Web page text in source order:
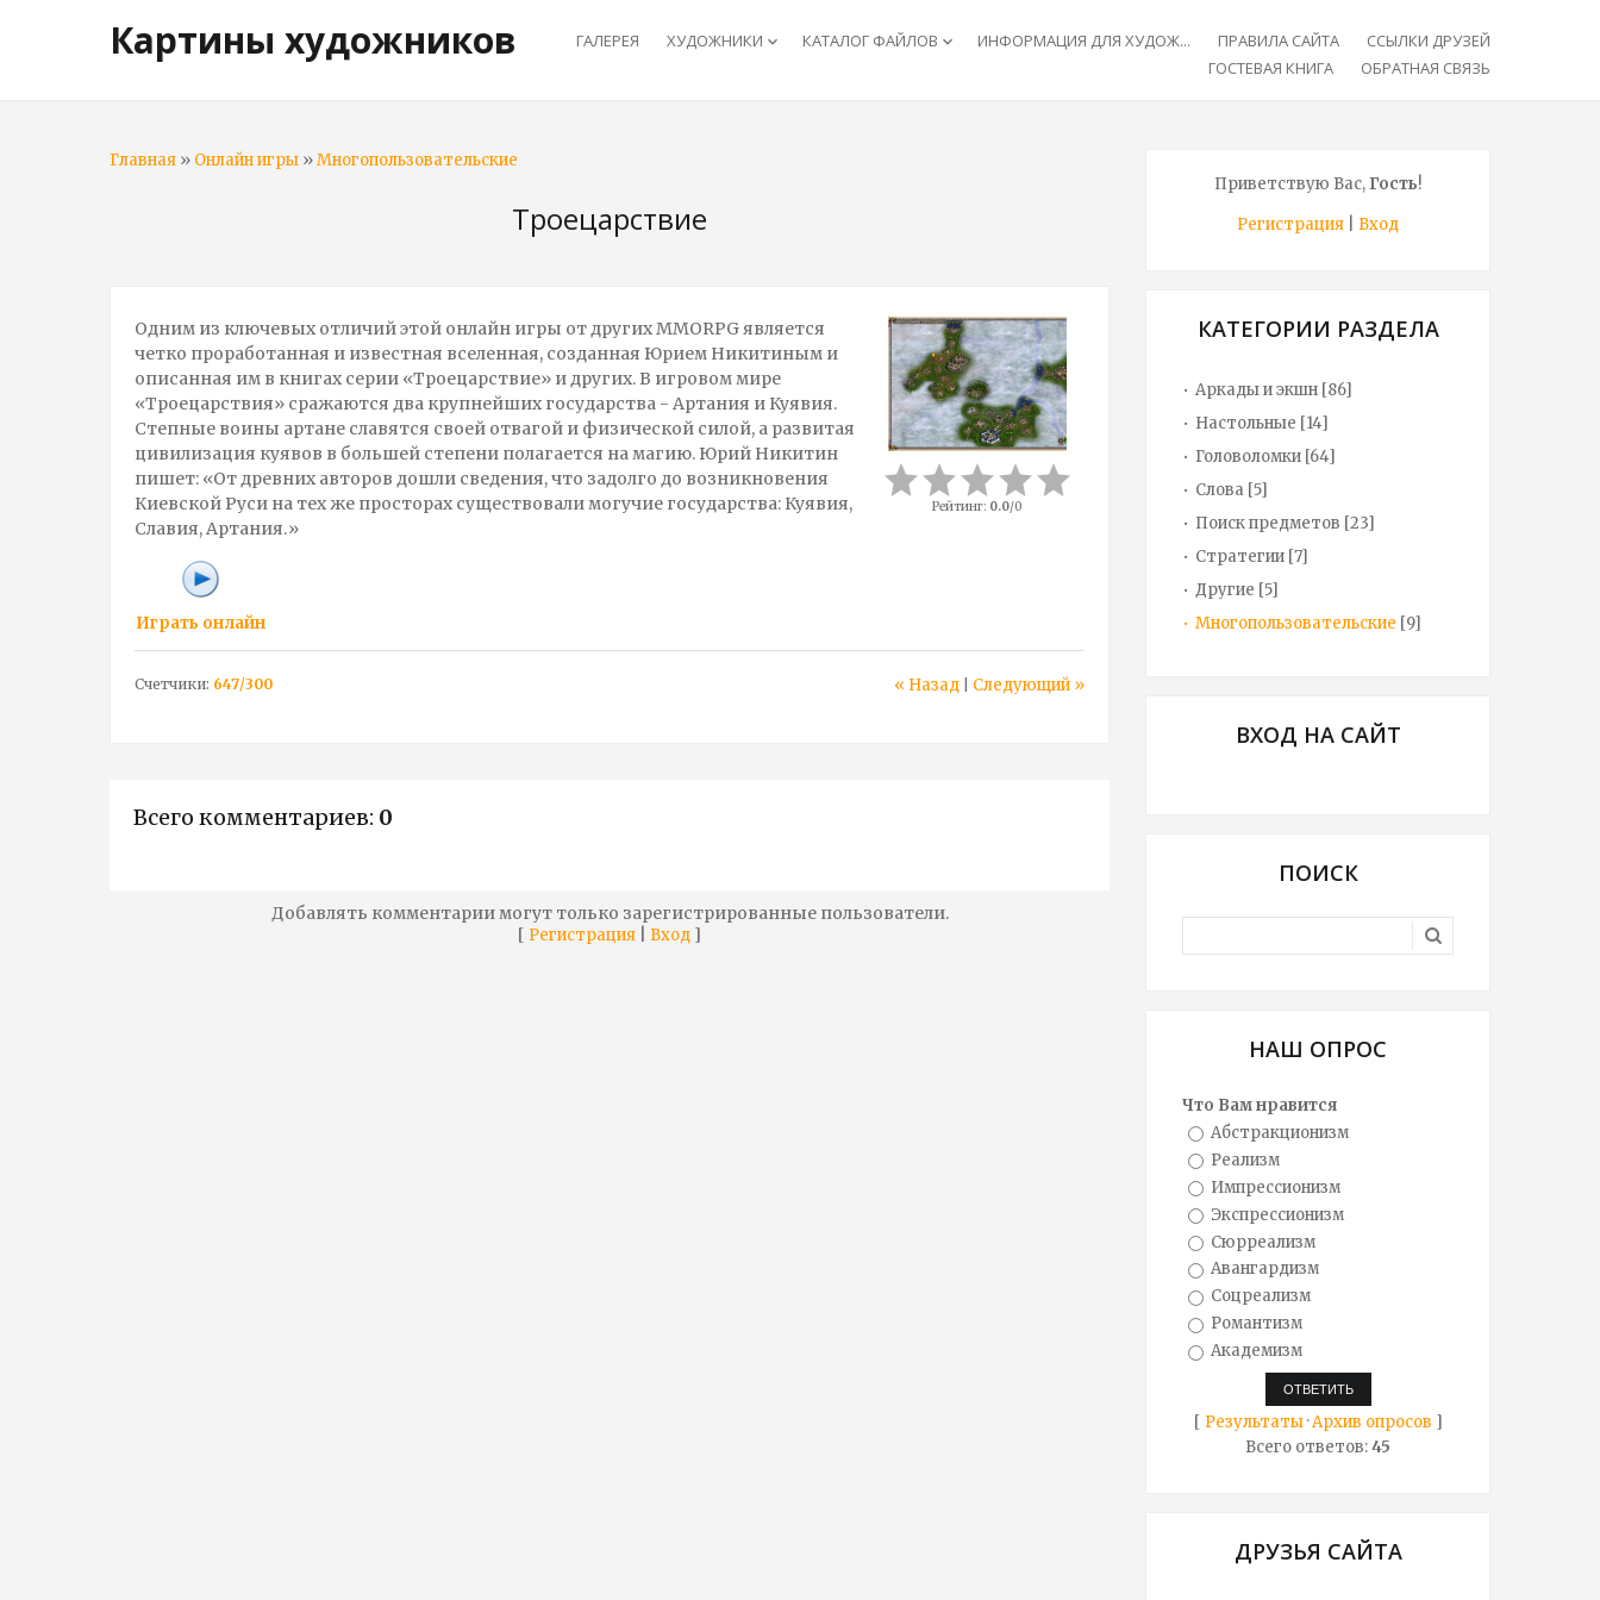
Картины художников ГАЛЕРЕЯ ХУДОЖНИКИ keyboard_arrow_down КАТАЛОГ ФАЙЛОВ keyboard_arrow_down ИНФОРМАЦИЯ ДЛЯ ХУДОЖ... ПРАВИЛА САЙТА
ССЫЛКИ ДРУЗЕЙ
ГОСТЕВАЯ КНИГА
ОБРАТНАЯ СВЯЗЬ
Главная » Онлайн игры »Многопользовательские
Троецарствие
Одним из ключевых отличий этой онлайн игры от других MMORPG является
четко проработанная и известная вселенная, созданная Юрием Никитиным и
описанная им в книгах серии «Троецарствие» и других. В игровом мире
«Троецарствия» сражаются два крупнейших государства - Артания и Куявия.
Степные воины артане славятся своей отвагой и физической силой, а развитая
цивилизация куявов в большей степени полагается на магию. Юрий Никитин
пишет: «От древних авторов дошли сведения, что задолго до возникновения
Киевской Руси на тех же просторах существовали могучие государства: Куявия,
Славия, Артания.»
Играть онлайн
Рейтинг: 0.0/0
« Назад Следующий »
Счетчики: 647/300
Всего комментариев: 0
Добавлять комментарии могут только зарегистрированные пользователи.
[ Регистрация Вход ]
Приветствую Вас,Гость!
Регистрация
Вход
КАТЕГОРИИ РАЗДЕЛА
Аркады и экшн [86]
Настольные [14]
Головоломки [64]
Слова [5]
Поиск предметов [23]
Стратегии [7]
Другие [5]
Многопользовательские [9]
ВХОД НА САЙТ
ПОИСК
НАШ ОПРОС
Что Вам нравится
Абстракционизм
Реализм
Импрессионизм
Экспрессионизм
Сюрреализм
Авангардизм
Соцреализм
Романтизм
Академизм
[ Результаты·Архив опросов ]
Всего ответов:45
ДРУЗЬЯ САЙТА